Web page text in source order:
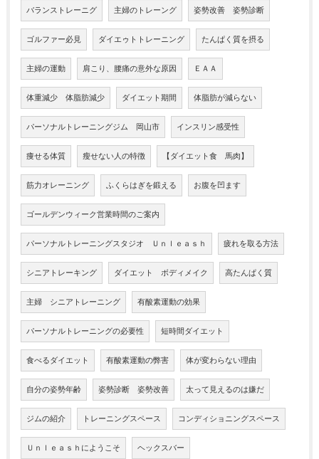
バランストレーニグ 主婦のトレーング 姿勢改善 姿勢診断
ゴルファー必見 ダイエゥトトレーニング たんぱく質を摂る
主婦の運動 肩こり、腰痛の意外な原因 ＥＡＡ
体重減少 体脂肪減少 ダイエット期間 体脂肪が減らない
パーソナルトレーニングジム 岡山市 インスリン感受性
痩せる体質 瘦せない人の特徴 【ダイエット食 馬肉】
筋力オレーニング ふくらはぎを鍛える お腹を凹ます
ゴールデンウィーク営業時間のご案内
パーソナルトレーニングスタジオ Ｕｎｌｅａｓｈ 疲れを取る方法
シニアトレーキング ダイエット ボディメイク 高たんぱく質
主婦 シニアトレーニング 有酸素運動の効果
パーソナルトレーニングの必要性 短時間ダイエット
食べるダイエット 有酸素運動の弊害 体が変わらない理由
自分の姿勢年齢 姿勢診断 姿勢改善 太って見えるのは嫌だ
ジムの紹介 トレーニングスペース コンディショニングスペース
Ｕｎｌｅａｓｈにようこそ ヘックスバー